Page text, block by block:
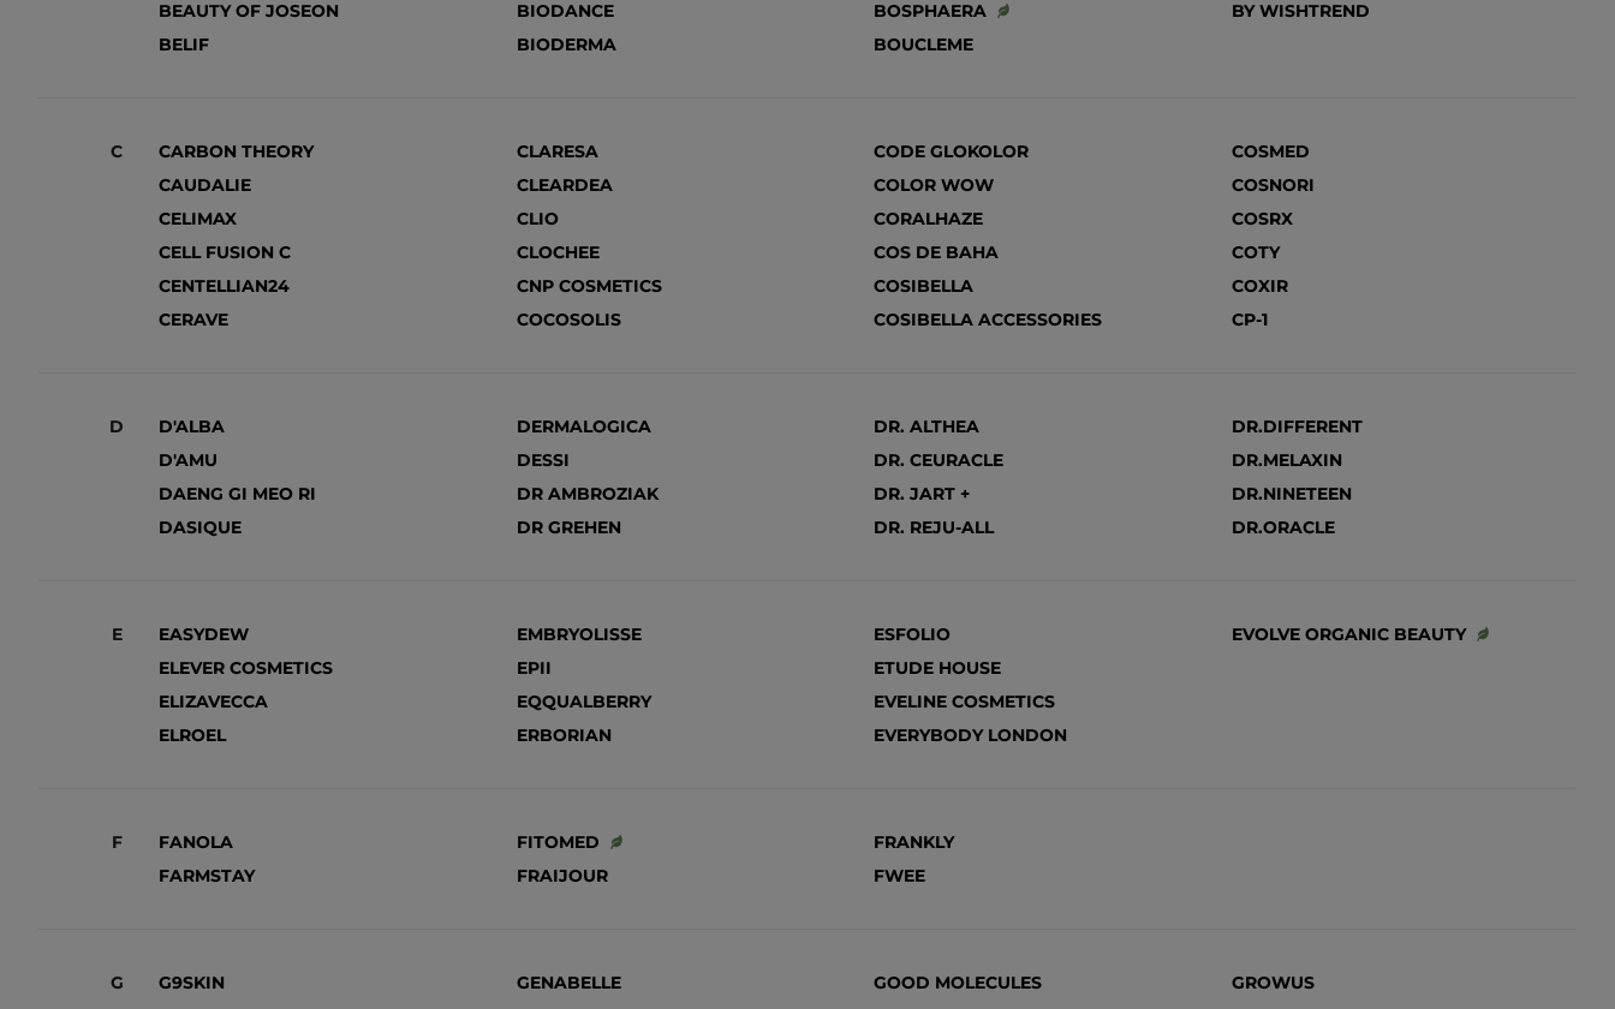
BEAUTY OF JOSEON
BELIF
BIODANCE
BIODERMA
BOSPHAERA
BOUCLEME
BY WISHTREND
C
CARBON THEORY
CAUDALIE
CELIMAX
CELL FUSION C
CENTELLIAN24
CERAVE
CLARESA
CLEARDEA
CLIO
CLOCHEE
CNP COSMETICS
COCOSOLIS
CODE GLOKOLOR
COLOR WOW
CORALHAZE
COS DE BAHA
COSIBELLA
COSIBELLA ACCESSORIES
COSMED
COSNORI
COSRX
COTY
COXIR
CP-1
D
D'ALBA
D'AMU
DAENG GI MEO RI
DASIQUE
DERMALOGICA
DESSI
DR AMBROZIAK
DR GREHEN
DR. ALTHEA
DR. CEURACLE
DR. JART +
DR. REJU-ALL
DR.DIFFERENT
DR.MELAXIN
DR.NINETEEN
DR.ORACLE
E
EASYDEW
ELEVER COSMETICS
ELIZAVECCA
ELROEL
EMBRYOLISSE
EPII
EQQUALBERRY
ERBORIAN
ESFOLIO
ETUDE HOUSE
EVELINE COSMETICS
EVERYBODY LONDON
EVOLVE ORGANIC BEAUTY
F
FANOLA
FARMSTAY
FITOMED
FRAIJOUR
FRANKLY
FWEE
G
G9SKIN
GENABELLE
GOOD MOLECULES
GROWUS